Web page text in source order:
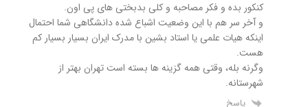
کنکور بده و فکر مصاحبه و کلی بدبختی های پی اون.
و آخر سر هم با این وضعیت اشباع شده دانشگاهی شما احتمال
اینکه هیات علمی یا استاد بشین با مدرک ایران بسیار بسیار کم
هست.
وگرنه بله، وقتی همه گزینه ها بسته است تهران بهتر از
شهرستانه.
پاسخ